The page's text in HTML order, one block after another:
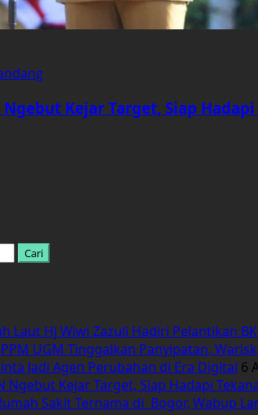
Kejar Target, Siap
Laut Hj Wiwi Zazuli Hadiri Pelantikan
UGM Tinggalkan Panyipatan,
Jadi Agen Perubahan di Era Digital 6
Ngebut Kejar Target, Siap Hadapi
Sakit Ternama di Bogor, Wabup